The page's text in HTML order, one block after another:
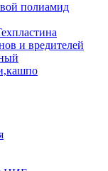
полиамид
и вредителей